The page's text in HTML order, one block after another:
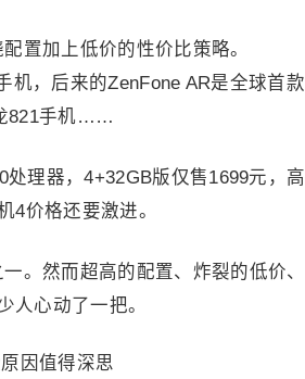
置加上低价的性价比策略。
机，后来的ZenFone AR是全球首款
821手机……
理器，4+32GB版仅售1699元，高
4价格还要激进。
。然而超高的配置、炸裂的低价、
人心动了一把。